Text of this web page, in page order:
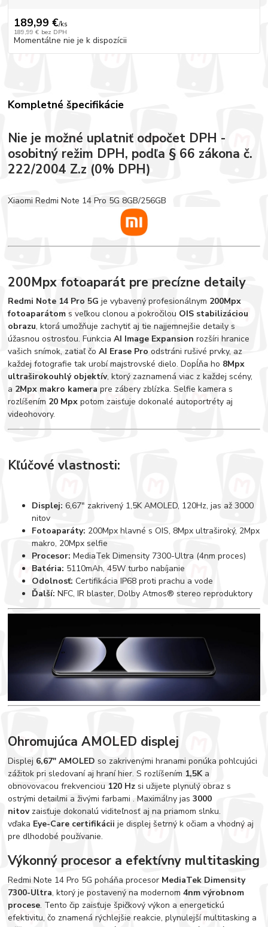
189,99 €/ks
189,99 € bez DPH
Momentálne nie je k dispozícii
Kompletné špecifikácie
Nie je možné uplatniť odpočet DPH -
osobitný režim DPH, podľa § 66 zákona č.
222/2004 Z.z (0% DPH)
Xiaomi Redmi Note 14 Pro 5G 8GB/256GB
200Mpx fotoaparát pre precízne detaily
Redmi Note 14 Pro 5G je vybavený profesionálnym 200Mpx
fotoaparátom s veľkou clonou a pokročilou OIS stabilizáciou
obrazu, ktorá umožňuje zachytiť aj tie najjemnejšie detaily s
úžasnou ostrosťou. FunkciaAI Image Expansion rozšíri hranice
vašich snímok, zatiaľ čoAI Erase Pro odstráni rušivé prvky, az
každej fotografie tak urobí majstrovské dielo. Dopĺňa ho 8Mpx
ultraširokouhlý objektív, ktorý zaznamená viac z každej scény,
a 2Mpx makro kamera pre zábery zblízka. Selfie kamera s
rozlíšením 20 Mpx potom zaisťuje dokonalé autoportréty aj
videohovory.
Kľúčové vlastnosti:
Displej: 6,67" zakrivený 1,5K AMOLED, 120Hz, jas až 3000
nitov
Fotoaparáty: 200Mpx hlavné s OIS, 8Mpx ultraširoký, 2Mpx
makro, 20Mpx selfie
Procesor: MediaTek Dimensity 7300-Ultra (4nm proces)
Batéria: 5110mAh, 45W turbo nabíjanie
Odolnosť: Certifikácia IP68 proti prachu a vode
Ďalší: NFC, IR blaster, Dolby Atmos® stereo reproduktory
Ohromujúca AMOLED displej
Displej 6,67" AMOLED so zakrivenými hranami ponúka pohlcujúci
zážitok pri sledovaní aj hraní hier. S rozlíšením 1,5Ka
obnovovacou frekvenciou 120 Hz si užijete plynulý obraz s
ostrými detailmi a živými farbami . Maximálny jas3000
nitovzaisťuje dokonalú viditeľnosť aj na priamom slnku.
vďaka Eye-Care certifikácii je displej šetrný k očiam a vhodný aj
pre dlhodobé používanie.
Výkonný procesor a efektívny multitasking
Redmi Note 14 Pro 5G poháňa procesor MediaTek Dimensity
7300-Ultra, ktorý je postavený na modernom4nm výrobnom
procese. Tento čip zaisťuje špičkový výkon a energetickú
efektivitu, čo znamená rýchlejšie reakcie, plynulejší multitasking a